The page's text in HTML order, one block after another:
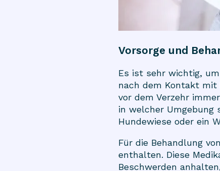
Vorsorge und
Es ist sehr wichtig,
nach dem Kontakt mit
vor dem Verzehr
in welcher Umgebung
Hundewiese oder ein
Für die Behandlung
enthalten. Diese
Beschwerden